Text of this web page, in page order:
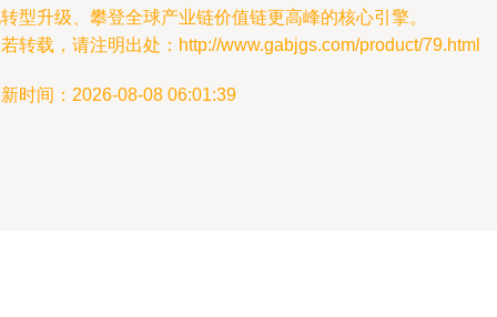
型升级、攀登全球产业链价值链更高峰的核心引擎。
转载，请注明出处：http://www.gabjgs.com/product/79.html
时间：2026-08-08 06:01:39